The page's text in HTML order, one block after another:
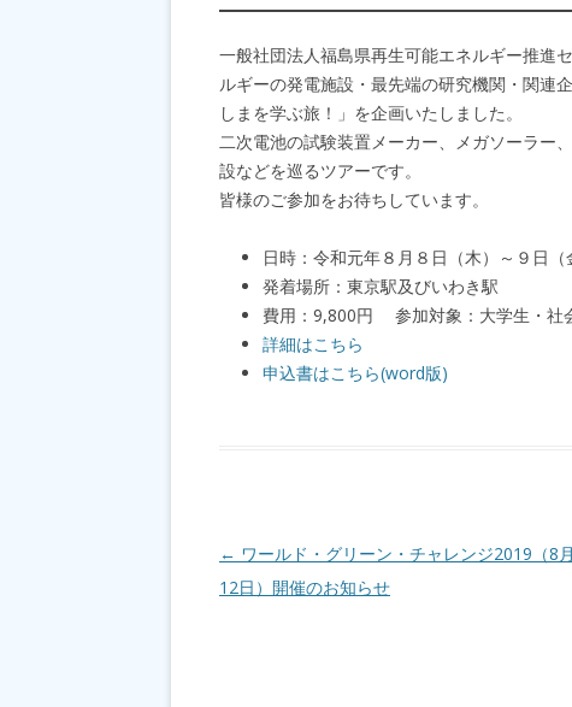
一般社団法人福島県再生可能エネルギー推進
ルギーの発電施設・最先端の研究機関・関連
しまを学ぶ旅！」を企画いたしました。
二次電池の試験装置メーカー、メガソーラー
設などを巡るツアーです。
皆様のご参加をお待ちしています。
日時：令和元年８月８日（木）～９
発着場所：東京駅及びいわき駅
費用：9,800円 参加対象：大学生・社
詳細はこちら
申込書はこちら(word版)
投稿ナビゲーション
← ワールド・グリーン・チャレンジ2019（8
12日）開催のお知らせ